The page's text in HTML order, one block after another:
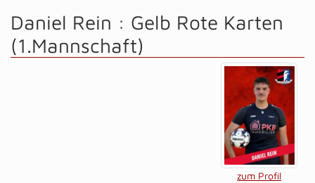
Daniel Rein : Gelb Rote Karten
(1.Mannschaft)
zum Profil